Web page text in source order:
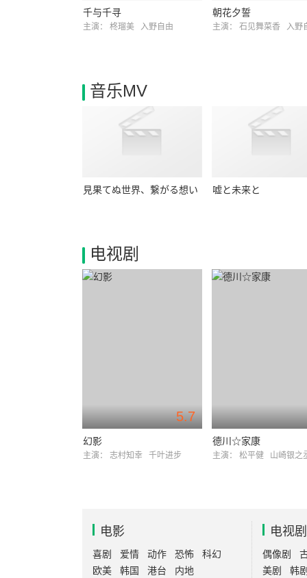
千与千寻
主演： 柊瑠美 入野自由
朝花夕誓
主演： 石见舞菜香 入野
音乐MV
見果てぬ世界、繋がる想い 嘘と未来と
电视剧
5.7
幻影
主演： 志村知幸 千叶进步
德川☆家康
主演： 松平健 山崎银
电影
喜剧 爱情 动作 恐怖
科幻
欧美
韩国 港台 内地
电视剧
偶像剧
美剧
韩